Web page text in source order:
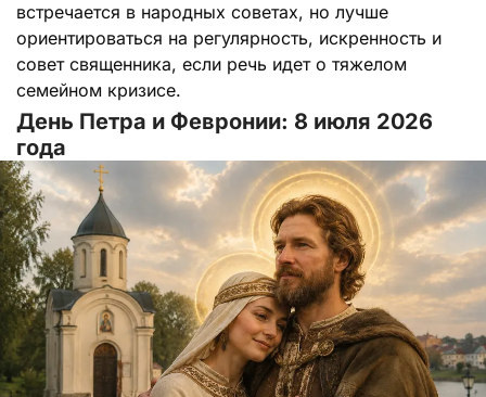
встречается в народных советах, но лучше
ориентироваться на регулярность, искренность и
совет священника, если речь идет о тяжелом
семейном кризисе.
День Петра и Февронии: 8 июля 2026
года